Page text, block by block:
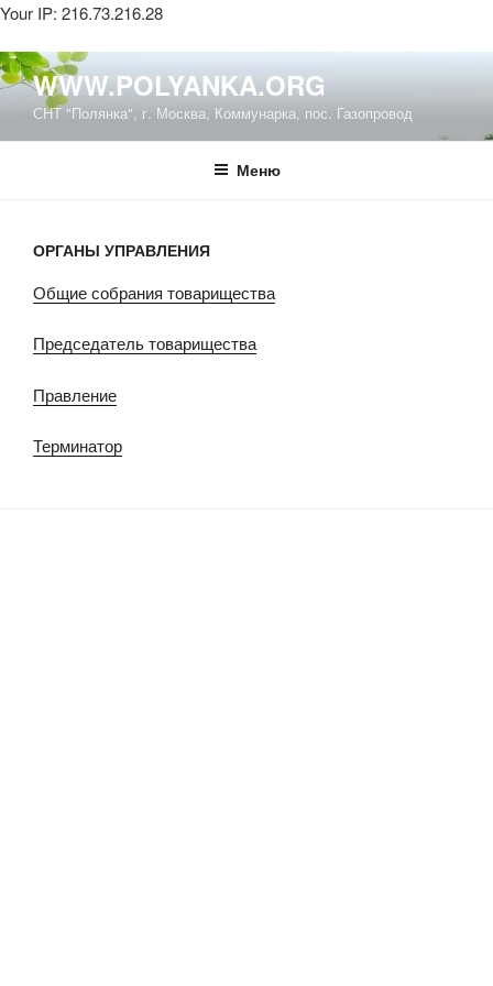
Your IP: 216.73.216.28
Перейти
к
содержимому
WWW.POLYANKA.ORG
СНТ "Полянка", г. Москва, Коммунарка, пос. Газопровод
Меню
ОРГАНЫ УПРАВЛЕНИЯ
Общие собрания товарищества
Председатель товарищества
Правление
Терминатор